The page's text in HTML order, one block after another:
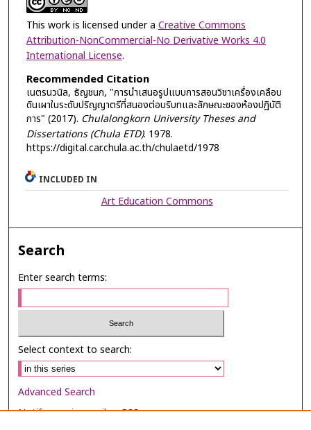
This work is licensed under a Creative Commons
Attribution-NonCommercial-No Derivative Works 4.0
International License.
Recommended Citation
เนตรนวนิล, ธัญชนก, "การนำเสนอรูปแบบการสอนวิชาเครื่องเคลือบ
ดินเผาในระดับปริญญาตรีที่สนองต่อบริบทและลักษณะของห้องปฏิบัติ
การ" (2017). Chulalongkorn University Theses and
Dissertations (Chula ETD). 1978.
https://digital.car.chula.ac.th/chulaetd/1978
INCLUDED IN
Art Education Commons
Search
Enter search terms:
Select context to search:
Advanced Search
Notify me via email orRSS